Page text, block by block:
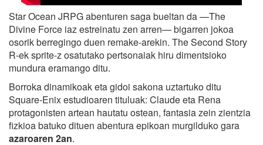
Star Ocean JRPG abenturen saga bueltan da —The
Divine Force iaz estreinatu zen arren— bigarren jokoa
osorik berregingo duen remake-arekin. The Second Story
R-ek sprite-z osatutako pertsonaiak hiru dimentsioko
mundura eramango ditu.
Borroka dinamikoak eta gidoi sakona uztartuko ditu
Square-Enix estudioaren tituluak: Claude eta Rena
protagonisten artean hautatu ostean, fantasia zein zientzia
fizkioa batuko dituen abentura epikoan murgilduko gara
azaroaren 2an.